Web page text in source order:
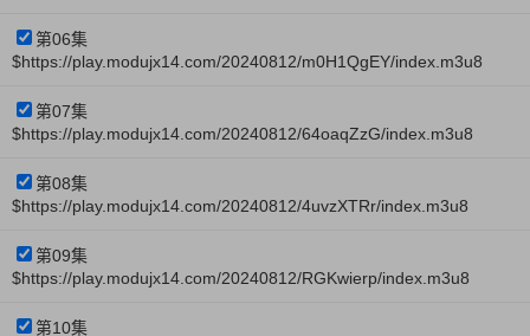
第06集
$https://play.modujx14.com/20240812/m0H1QgEY/index.m3u8
第07集
$https://play.modujx14.com/20240812/64oaqZzG/index.m3u8
第08集
$https://play.modujx14.com/20240812/4uvzXTRr/index.m3u8
第09集
$https://play.modujx14.com/20240812/RGKwierp/index.m3u8
第10集